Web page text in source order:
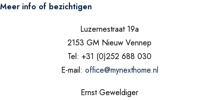
Meer info of bezichtigen
Luzernestraat 19a
2153 GM Nieuw Vennep
Tel: +31 (0)252 688 030
E-mail: office@mynexthome.nl
Ernst Geweldiger